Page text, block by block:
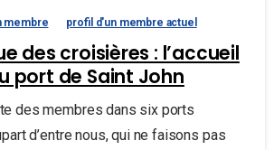
membre profil d'un membre actuel
des croisières : l’accueil
port de Saint John
des membres dans six ports
d’entre nous, qui ne faisons pas